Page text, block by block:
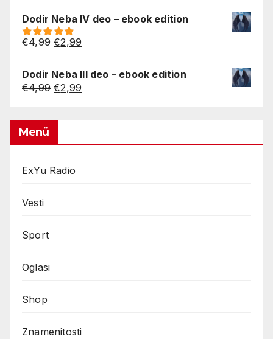
Dodir Neba IV deo – ebook edition
Rated5.00
€4,99 Original
was:
€4,99.
€2,99
is:
€2,99.
Dodir Neba III deo – ebook edition
€4,99 Original
€2,99
Menü
ExYu Radio
Vesti
Sport
Oglasi
Shop
Znamenitosti